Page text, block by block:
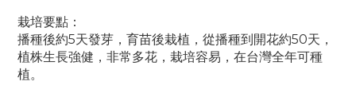
栽培要點：
播種後約5天發芽，育苗後栽植，從播種到開花約50天，
植株生長強健，非常多花，栽培容易，在台灣全年可種
植。